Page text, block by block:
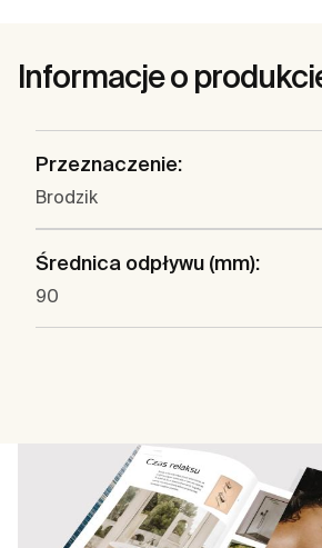
Informacje o
Przeznaczenie:
Brodzik
Średnica odpływu (mm):
90